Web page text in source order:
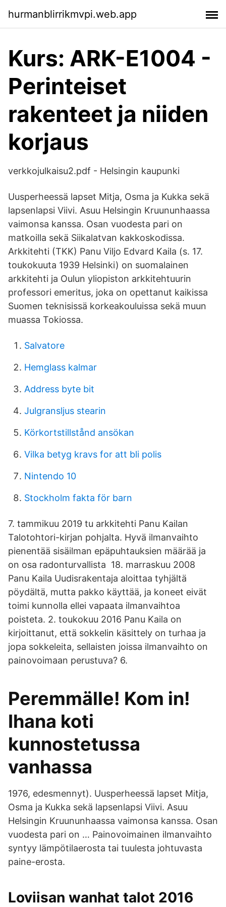
hurmanblirrikmvpi.web.app
Kurs: ARK-E1004 -
Perinteiset
rakenteet ja niiden
korjaus
verkkojulkaisu2.pdf - Helsingin kaupunki
Uusperheessä lapset Mitja, Osma ja Kukka sekä
lapsenlapsi Viivi. Asuu Helsingin Kruununhaassa
vaimonsa kanssa. Osan vuodesta pari on
matkoilla sekä Siikalatvan kakkoskodissa.
Arkkitehti (TKK) Panu Viljo Edvard Kaila (s. 17.
toukokuuta 1939 Helsinki) on suomalainen
arkkitehti ja Oulun yliopiston arkkitehtuurin
professori emeritus, joka on opettanut kaikissa
Suomen teknisissä korkeakouluissa sekä muun
muassa Tokiossa.
Salvatore
Hemglass kalmar
Address byte bit
Julgransljus stearin
Körkortstillstånd ansökan
Vilka betyg kravs for att bli polis
Nintendo 10
Stockholm fakta för barn
7. tammikuu 2019 tu arkkitehti Panu Kailan
Talotohtori-kirjan pohjalta. Hyvä ilmanvaihto
pienentää sisäilman epäpuhtauksien määrää ja
on osa radonturvallista 18. marraskuu 2008
Panu Kaila Uudisrakentaja aloittaa tyhjältä
pöydältä, mutta pakko käyttää, ja koneet eivät
toimi kunnolla ellei vapaata ilmanvaihtoa
poisteta. 2. toukokuu 2016 Panu Kaila on
kirjoittanut, että sokkelin käsittely on turhaa ja
jopa sokkeleita, sellaisten joissa ilmanvaihto on
painovoimaan perustuva? 6.
Peremmälle! Kom in!
Ihana koti
kunnostetussa
vanhassa
1976, edesmennyt). Uusperheessä lapset Mitja,
Osma ja Kukka sekä lapsenlapsi Viivi. Asuu
Helsingin Kruununhaassa vaimonsa kanssa. Osan
vuodesta pari on … Painovoimainen ilmanvaihto
syntyy lämpötilaerosta tai tuulesta johtuvasta
paine-erosta.
Loviisan wanhat talot 2016